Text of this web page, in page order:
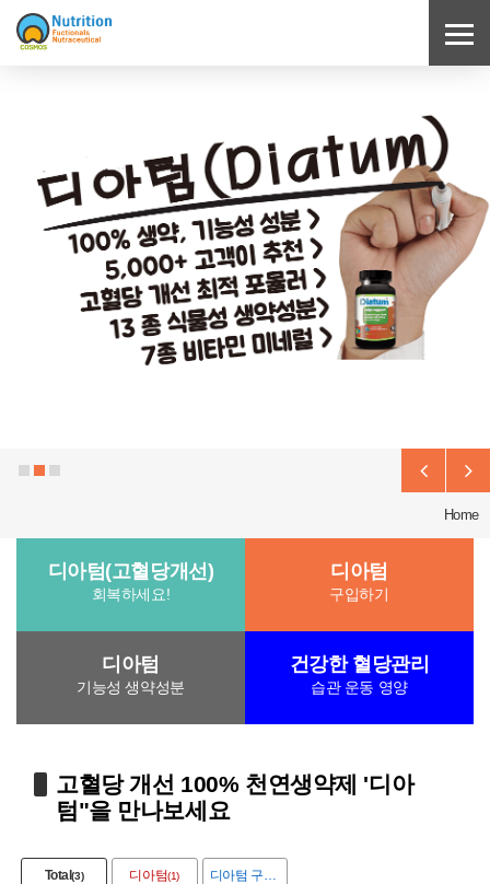
Home
디아텀(고혈당개선)
회복하세요!
디아텀
구입하기
디아텀
기능성 생약성분
건강한 혈당관리
습관 운동 영양
고혈당 개선 100% 천연생약제 '디아
텀"을 만나보세요
Total(3) 디아텀(1) 디아텀 구입